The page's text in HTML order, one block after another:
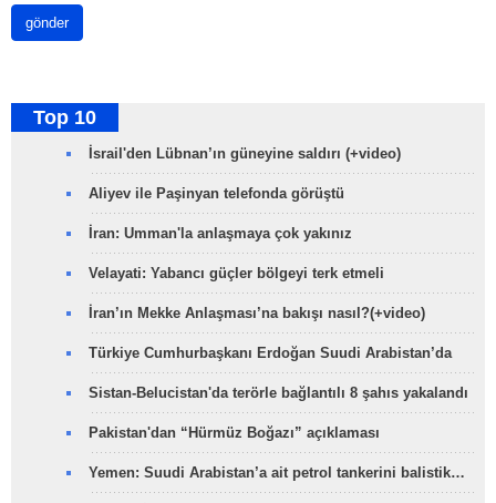
gönder
Top 10
İsrail'den Lübnan’ın güneyine saldırı (+video)
Aliyev ile Paşinyan telefonda görüştü
İran: Umman'la anlaşmaya çok yakınız
Velayati: Yabancı güçler bölgeyi terk etmeli
İran’ın Mekke Anlaşması’na bakışı nasıl?(+video)
Türkiye Cumhurbaşkanı Erdoğan Suudi Arabistan’da
Sistan-Belucistan'da terörle bağlantılı 8 şahıs yakalandı
Pakistan'dan “Hürmüz Boğazı” açıklaması
Yemen: Suudi Arabistan’a ait petrol tankerini balistik…